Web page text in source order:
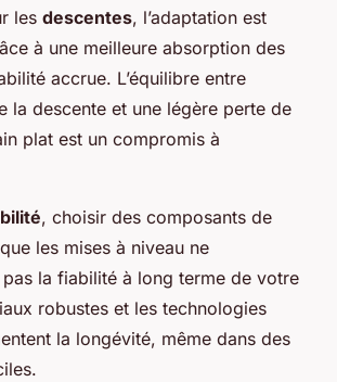
les descentes, l’adaptation est
à une meilleure absorption des
accrue. L’équilibre entre
la descente et une légère perte de
plat est un compromis à
, choisir des composants de
les mises à niveau ne
la fiabilité à long terme de votre
robustes et les technologies
la longévité, même dans des